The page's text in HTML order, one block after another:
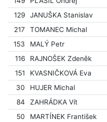
129
JANUŠKA Stanislav
217
TOMANEC Michal
153
MALÝ Petr
116
RAJNOŠEK Zdeněk
151
KVASNIČKOVÁ Eva
30
HUJER Michal
84
ZAHRÁDKA Vít
50
MARTÍNEK František